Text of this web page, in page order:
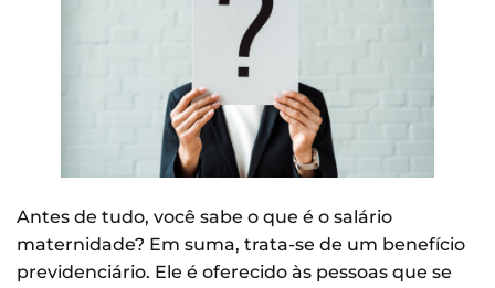
Antes de tudo, você sabe o que é o salário
maternidade? Em suma, trata-se de um benefício
previdenciário. Ele é oferecido às pessoas que se